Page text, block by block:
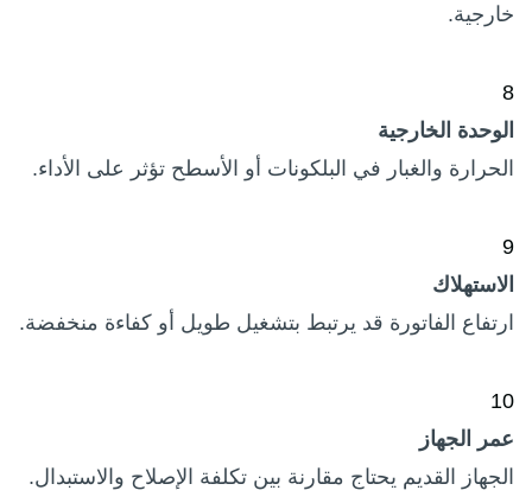
خارجية.
8
الوحدة الخارجية
الحرارة والغبار في البلكونات أو الأسطح تؤثر على الأداء.
9
الاستهلاك
ارتفاع الفاتورة قد يرتبط بتشغيل طويل أو كفاءة منخفضة.
10
عمر الجهاز
الجهاز القديم يحتاج مقارنة بين تكلفة الإصلاح والاستبدال.